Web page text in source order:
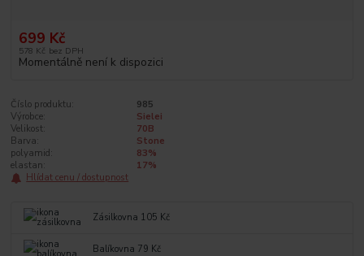
699 Kč
578 Kč bez DPH
Momentálně není k dispozici
Číslo produktu:
985
Výrobce:
Sielei
Velikost:
70B
Barva:
Stone
polyamid:
83%
elastan:
17%
Hlídat cenu / dostupnost
Zásilkovna 105 Kč
Balíkovna 79 Kč